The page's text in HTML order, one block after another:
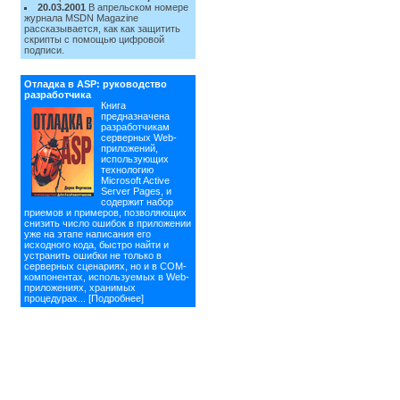
20.03.2001
В апрельском номере
журнала MSDN Magazine
рассказывается, как как защитить
скрипты с помощью цифровой
подписи.
Отладка в ASP: руководство
разработчика
Книга
предназначена
разработчикам
серверных Web-
приложений,
использующих
технологию
Microsoft Active
Server Pages, и
содержит набор
приемов и примеров, позволяющих
снизить число ошибок в приложении
уже на этапе написания его
исходного кода, быстро найти и
устранить ошибки не только в
серверных сценариях, но и в СОМ-
компонентах, используемых в Web-
приложениях, хранимых
процедурах... [Подробнее]